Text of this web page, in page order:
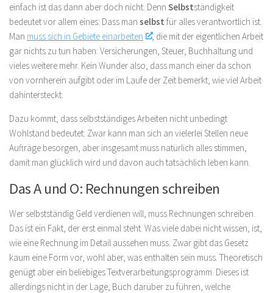
einfach ist das dann aber doch nicht. Denn Selbstständigkeit
bedeutet vor allem eines: Dass man selbst für alles verantwortlich ist.
Man muss sich in Gebiete einarbeiten
, die mit der eigentlichen Arbeit
gar nichts zu tun haben: Versicherungen, Steuer, Buchhaltung und
vieles weitere mehr. Kein Wunder also, dass manch einer da schon
von vornherein aufgibt oder im Laufe der Zeit bemerkt, wie viel Arbeit
dahintersteckt.
Dazu kommt, dass selbstständiges Arbeiten nicht unbedingt
Wohlstand bedeutet: Zwar kann man sich an vielerlei Stellen neue
Aufträge besorgen, aber insgesamt muss natürlich alles stimmen,
damit man glücklich wird und davon auch tatsächlich leben kann.
Das A und O: Rechnungen schreiben
Wer selbstständig Geld verdienen will, muss Rechnungen schreiben.
Das ist ein Fakt, der erst einmal steht. Was viele dabei nicht wissen, ist,
wie eine Rechnung im Detail aussehen muss. Zwar gibt das Gesetz
kaum eine Form vor, wohl aber, was enthalten sein muss. Theoretisch
genügt aber ein beliebiges Textverarbeitungsprogramm. Dieses ist
allerdings nicht in der Lage, Buch darüber zu führen, welche